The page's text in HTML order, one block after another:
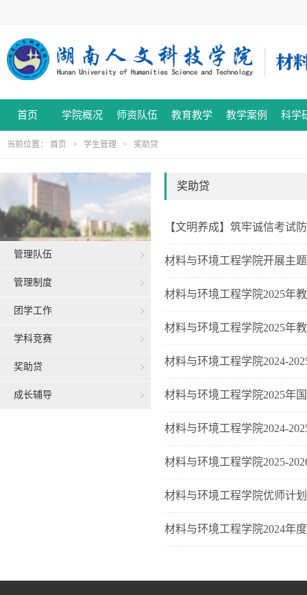
首页 学院概况 师资队伍 教育教学 教学案例 科学
当前位置： 首页 > 学生管理 > 奖助贷
管理队伍
管理制度
团学工作
学科竞赛
奖助贷
成长辅导
奖助贷
【文明养成】筑牢诚信考试
材料与环境工程学院开展主
材料与环境工程学院2025年
材料与环境工程学院2025年
材料与环境工程学院2024-
材料与环境工程学院2025年
材料与环境工程学院2024-
材料与环境工程学院2025-
材料与环境工程学院优师计
材料与环境工程学院2024年